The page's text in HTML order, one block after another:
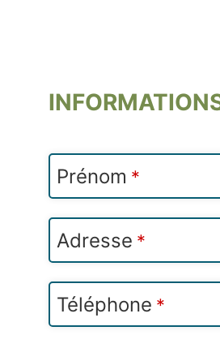
Prénom *
Adresse *
Téléphone *